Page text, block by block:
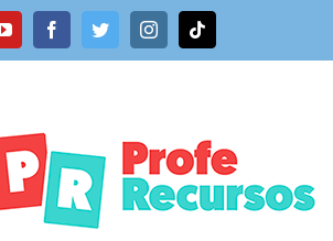
YouTubeFacebookTwitterInstagramTiktok